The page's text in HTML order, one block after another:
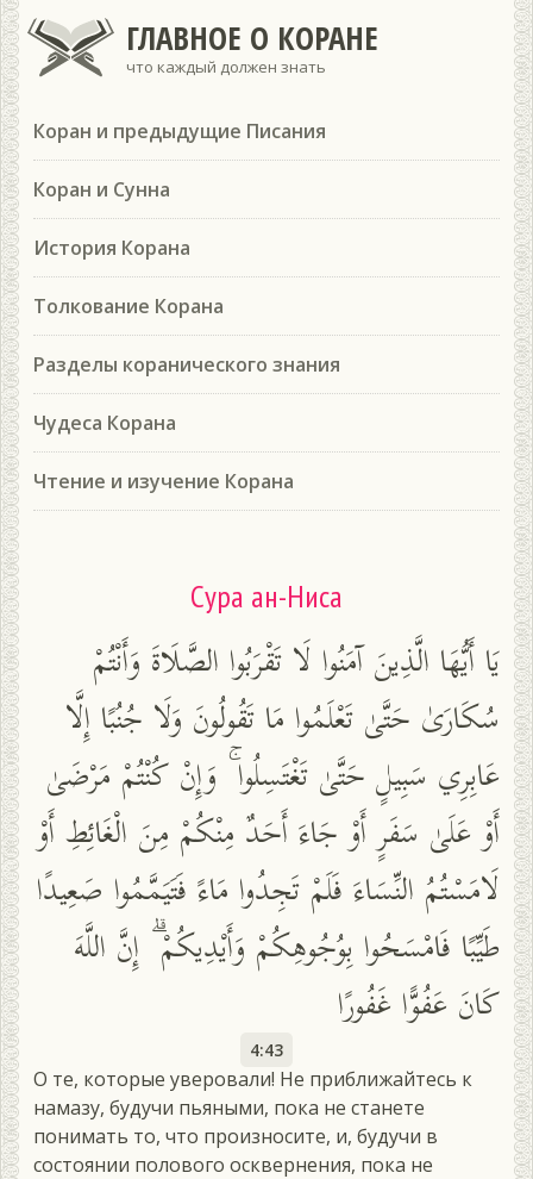
ГЛАВНОЕ О КОРАНЕ
что каждый должен знать
Коран и предыдущие Писания
Коран и Сунна
История Корана
Толкование Корана
Разделы коранического знания
Чудеса Корана
Чтение и изучение Корана
Сура ан-Ниса
يَا أَيُّهَا الَّذِينَ آمَنُوا لَا تَقْرَبُوا الصَّلَاةَ وَأَنْتُمْ
سُكَارَىٰ حَتَّىٰ تَعْلَمُوا مَا تَقُولُونَ وَلَا جُنُبًا إِلَّا
عَابِرِي سَبِيلٍ حَتَّىٰ تَغْتَسِلُوا ۚ وَإِنْ كُنْتُمْ مَرْضَىٰ
أَوْ عَلَىٰ سَفَرٍ أَوْ جَاءَ أَحَدٌ مِنْكُمْ مِنَ الْغَائِطِ أَوْ
لَامَسْتُمُ النِّسَاءَ فَلَمْ تَجِدُوا مَاءً فَتَيَمَّمُوا صَعِيدًا
طَيِّبًا فَامْسَحُوا بِوُجُوهِكُمْ وَأَيْدِيكُمْ ۗ إِنَّ اللَّهَ
كَانَ عَفُوًّا غَفُورًا
4:43
О те, которые уверовали! Не приближайтесь к
намазу, будучи пьяными, пока не станете
понимать то, что произносите, и, будучи в
состоянии полового осквернения, пока не